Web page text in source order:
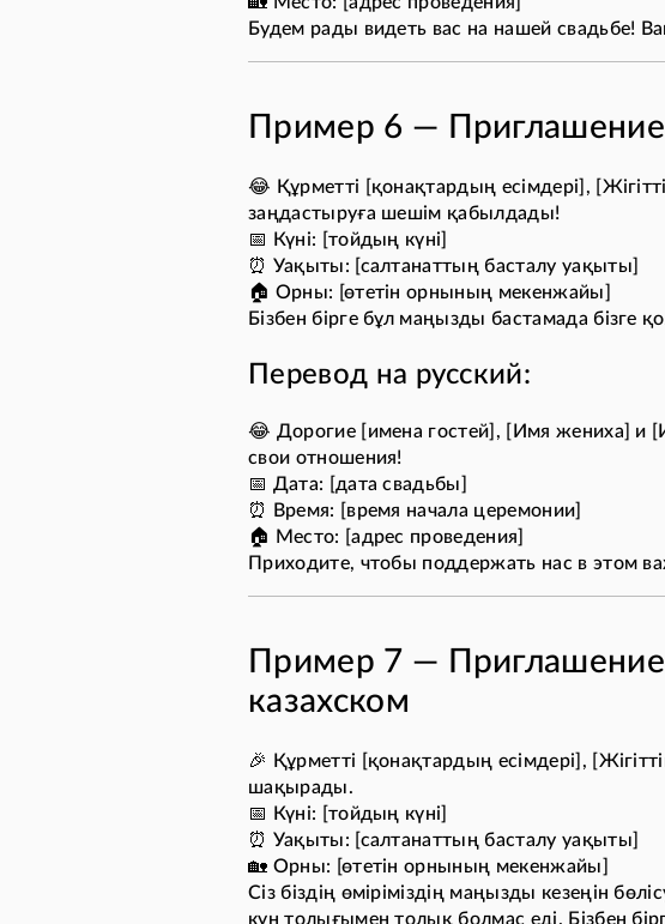
Будем рады видеть вас на нашей свадьбе!
Пример 6 — Приглашение
😂 Құрметті [қонақтардың есімдері],
заңдастыруға шешім қабылдады!
📅 Күні: [тойдың күні]
⏰ Уақыты: [салтанаттың басталу уақыты]
🏠 Орны: [өтетін орнының мекенжайы]
Бізбен бірге бұл маңызды бастамада бізге
Перевод на русский:
😂 Дорогие [имена гостей], [Имя жениха] и
свои отношения!
📅 Дата: [дата свадьбы]
⏰ Время: [время начала церемонии]
🏠 Место: [адрес проведения]
Приходите, чтобы поддержать нас в этом
Пример 7 — Приглашение
казахском
🎉 Құрметті [қонақтардың есімдері],
шақырады.
📅 Күні: [тойдың күні]
⏰ Уақыты: [салтанаттың басталу уақыты]
🏡 Орны: [өтетін орнының мекенжайы]
Сіз біздің өміріміздің маңызды кезеңін
күн толығымен толық болмас еді. Бізбен